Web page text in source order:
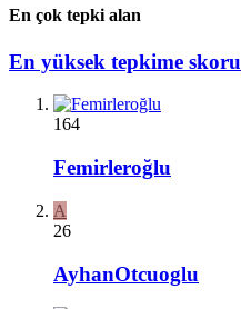
En çok tepki alan
En yüksek tepkime skoru
164
Femirleroğlu
A
26
AyhanOtcuoglu